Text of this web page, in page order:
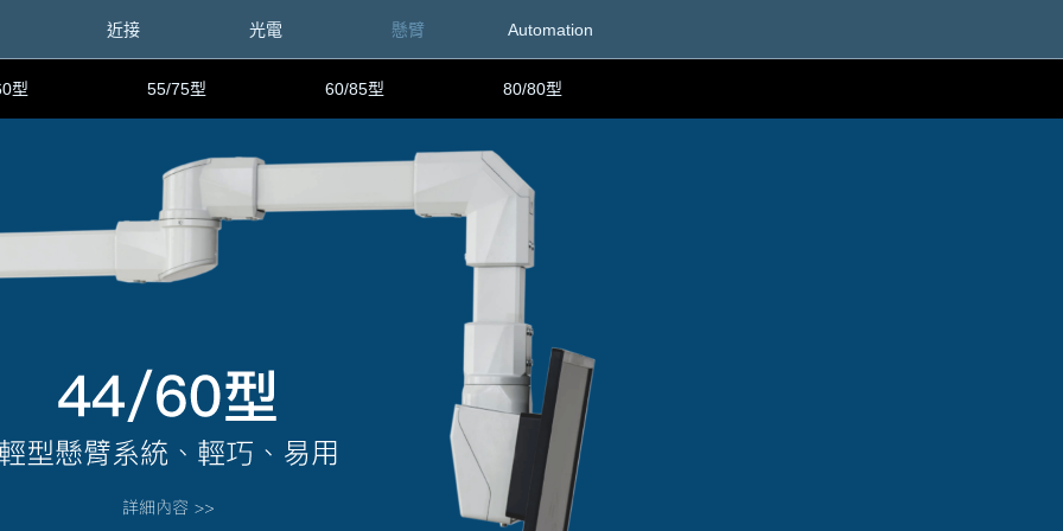
近接 光電 懸臂 Automation
型 55/75型 60/85型 80/80型